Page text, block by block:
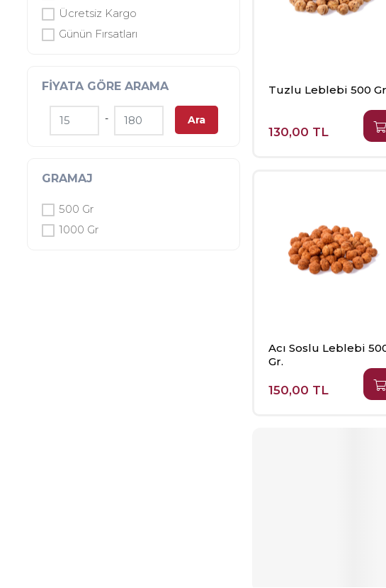
Ücretsiz Kargo
Günün Fırsatları
FIYATA GÖRE ARAMA
- Ara
GRAMAJ
500 Gr
1000 Gr
Tuzlu Leblebi 500
130,00 TL
Acı Soslu Leblebi
Gr.
150,00 TL